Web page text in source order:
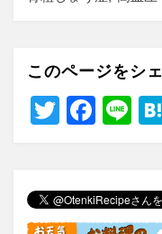
このページをシ
T
er
F
e
b
Li